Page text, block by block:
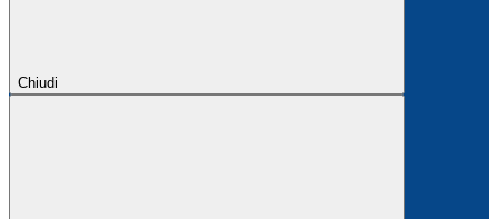
Chiudi